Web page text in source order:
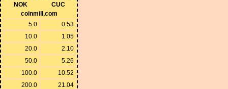
NOK
CUC
coinmill.com
5.0
0.53
10.0
1.05
20.0
2.10
50.0
5.26
100.0
10.52
200.0
21.04